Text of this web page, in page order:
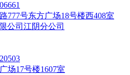
777号东方广场18号楼西408室
公司江阴分公司
场17号楼1607室